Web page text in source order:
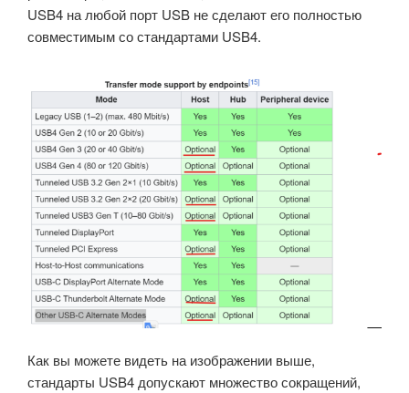
USB4 на любой порт USB не сделают его полностью
совместимым со стандартами USB4.
Как вы можете видеть на изображении выше,
стандарты USB4 допускают множество сокращений,